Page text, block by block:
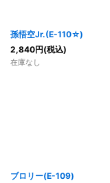
孫悟空Jr.(E-110☆)
2,840円(税込)
在庫なし
ブロリー(E-109)